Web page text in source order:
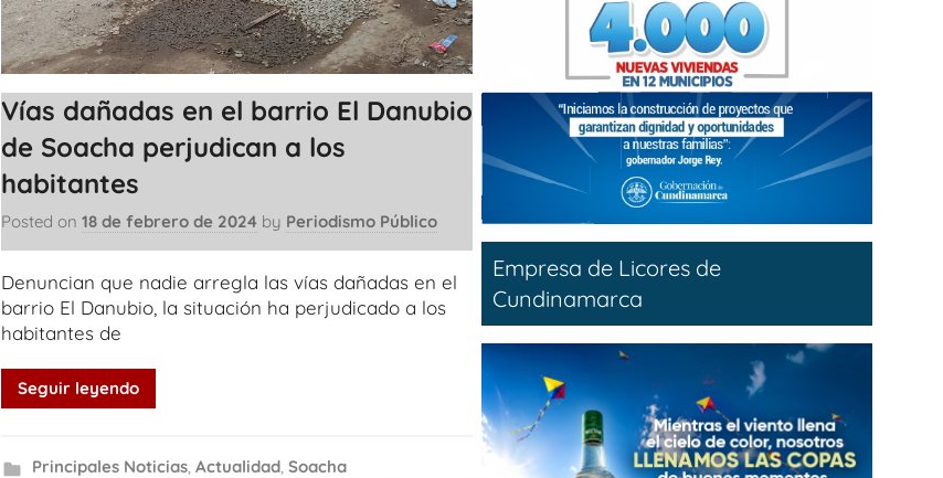
Vías dañadas en el barrio El Danubio
de Soacha perjudican a los
habitantes
Posted on18 de febrero de 2024 by Periodismo Público
Denuncian que nadie arregla las vías dañadas en el
barrio El Danubio, la situación ha perjudicado a los
habitantes de
Seguir leyendo
Principales Noticias, Actualidad, Soacha
Empresa de Licores de
Cundinamarca